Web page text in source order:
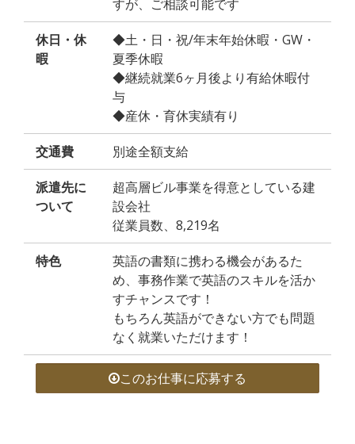
すが、ご相談可能です
休日・休
暇
◆土・日・祝/年末年始休暇・GW・
夏季休暇
◆継続就業6ヶ月後より有給休暇付
与
◆産休・育休実績有り
交通費 別途全額支給
派遣先に
ついて
超高層ビル事業を得意としている建
設会社
従業員数、8,219名
特色
英語の書類に携わる機会があるた
め、事務作業で英語のスキルを活か
すチャンスです！
もちろん英語ができない方でも問題
なく就業いただけます！
このお仕事に応募する